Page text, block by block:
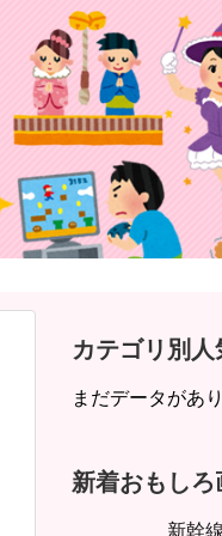
カテゴリ別
まだデータがあ
新着おもしろ
新幹